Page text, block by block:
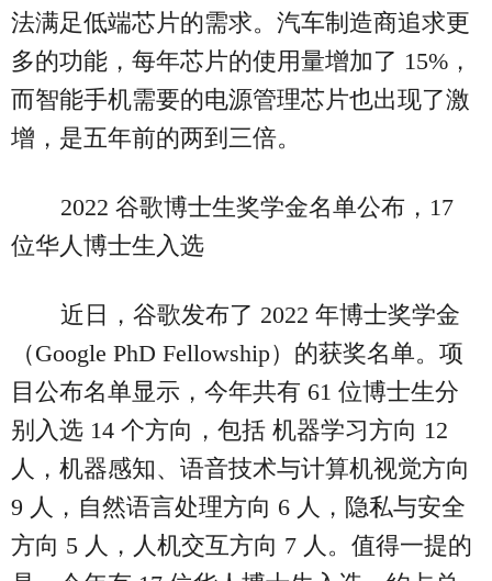
法满足低端芯片的需求。汽车制造商追求更
多的功能，每年芯片的使用量增加了 15%，
而智能手机需要的电源管理芯片也出现了激
增，是五年前的两到三倍。
2022 谷歌博士生奖学金名单公布，17
位华人博士生入选
近日，谷歌发布了 2022 年博士奖学金
（Google PhD Fellowship）的获奖名单。项
目公布名单显示，今年共有 61 位博士生分
别入选 14 个方向，包括 机器学习方向 12
人，机器感知、语音技术与计算机视觉方向
9 人，自然语言处理方向 6 人，隐私与安全
方向 5 人，人机交互方向 7 人。值得一提的